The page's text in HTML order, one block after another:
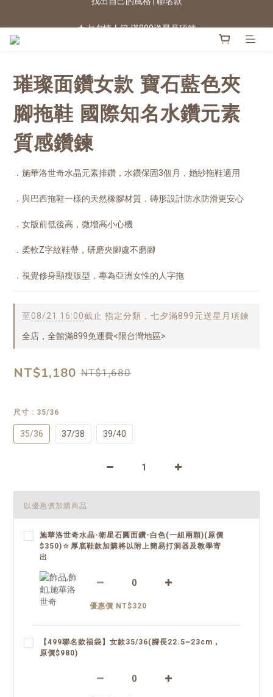
璀璨面鑽女款 寶石藍色夾
腳拖鞋 國際知名水鑽元素
質感鑽鍊
．施華洛世奇水晶元素排鑽，水鑽保固3個月，婚紗拖鞋適用
．與巴西拖鞋一樣的天然橡膠材質，磚形設計防水防滑更安心
．女版前低後高，微增高小心機
．柔軟Z字紋鞋帶，研磨夾腳處不磨腳
．視覺修身顯瘦版型，專為亞洲女性的人字拖
至08/21 16:00截止 指定分類，七夕滿899元送星月項鍊
全店，全館滿899免運費<限台灣地區>
NT$1,180 NT$1,680
尺寸 : 35/36
35/36 37/38 39/40
以優惠價加購商品
施華洛世奇水晶-衛星石圓面鑽-白色(一組兩顆)(原價
$350)☆厚底鞋款加購將以附上簡易打洞器及教學寄
出
優惠價 NT$320
【499聯名款福袋】女款35/36(腳長22.5~23cm，
原價$980)